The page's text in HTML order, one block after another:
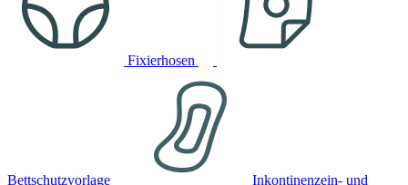
Fixierhosen
Bettschutzvorlage Inkontinenzein- und